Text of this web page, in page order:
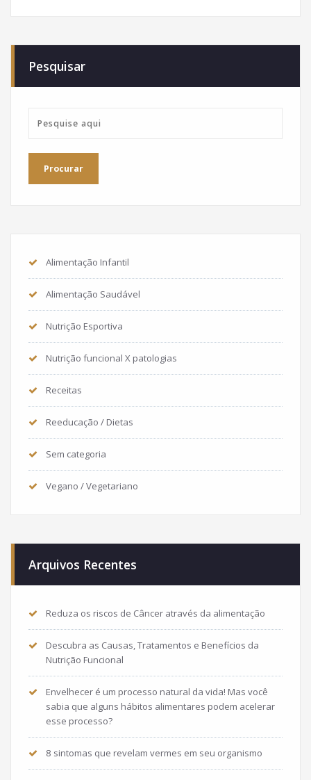
Pesquisar
Alimentação Infantil
Alimentação Saudável
Nutrição Esportiva
Nutrição funcional X patologias
Receitas
Reeducação / Dietas
Sem categoria
Vegano / Vegetariano
Arquivos Recentes
Reduza os riscos de Câncer através da alimentação
Descubra as Causas, Tratamentos e Benefícios da
Nutrição Funcional
Envelhecer é um processo natural da vida! Mas você
sabia que alguns hábitos alimentares podem acelerar
esse processo?
8 sintomas que revelam vermes em seu organismo